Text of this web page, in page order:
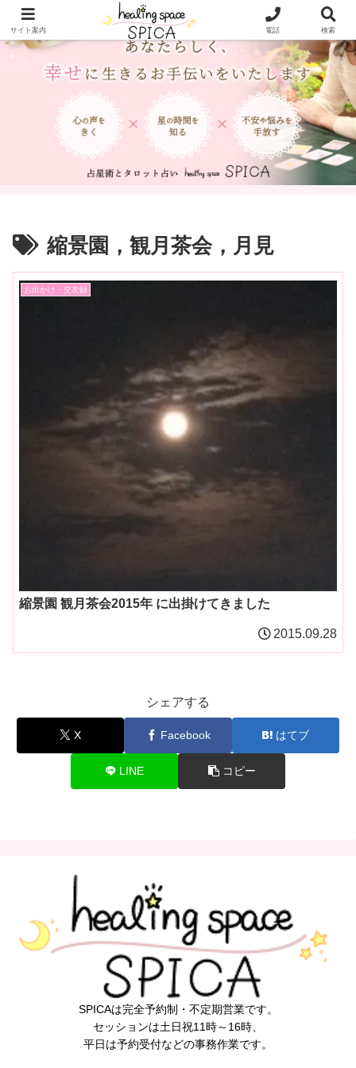
縮景園，観月茶会，月見
お出かけ・交友録
縮景園 観月茶会2015年 に出掛けてきました
2015.09.28
シェアする
X Facebook はてブ
LINE コピー
SPICAは完全予約制・不定期営業です。
セッションは土日祝11時～16時、
平日は予約受付などの事務作業です。
サイト案内 電話 検索